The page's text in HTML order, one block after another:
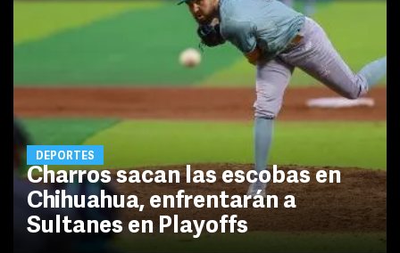
DEPORTES
Charros sacan las escobas en
Chihuahua, enfrentarán a
Sultanes en Playoffs